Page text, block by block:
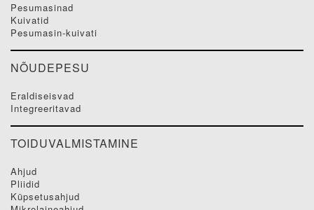
pesumasinad
kuivatid
pesumasin-kuivati
NÕUDEPESU
eraldiseisvad
integreeritavad
TOIDUVALMISTAMINE
ahjud
pliidid
küpsetusahjud